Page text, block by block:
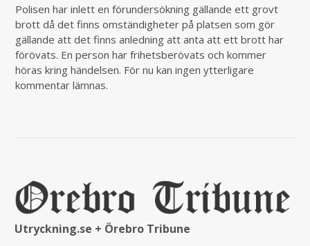
Polisen har inlett en förundersökning gällande ett grovt
brott då det finns omständigheter på platsen som gör
gällande att det finns anledning att anta att ett brott har
förövats. En person har frihetsberövats och kommer
höras kring händelsen. För nu kan ingen ytterligare
kommentar lämnas.
Utryckning.se + Örebro Tribune